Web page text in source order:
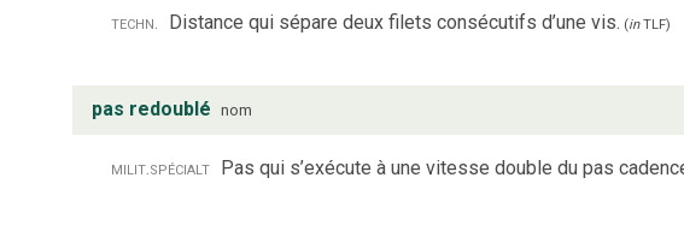
techn. Distance qui sépare deux filets consécutifs d’une vis. (inTLF)
pas redoublé nom
milit.spécialt Pas qui s’exécute à une vitesse double du pas